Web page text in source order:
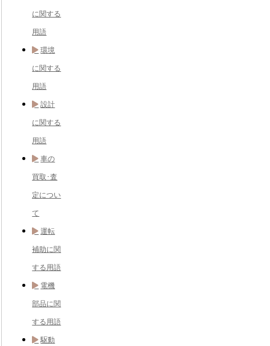
に関する
用語
環境
に関する
用語
設計
に関する
用語
車の
買取･査
定につい
て
運転
補助に関
する用語
電機
部品に関
する用語
駆動